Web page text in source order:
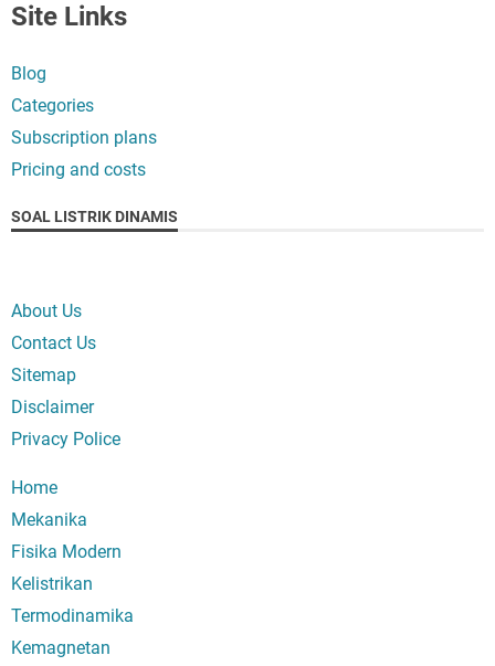
Site Links
Blog
Categories
Subscription plans
Pricing and costs
SOAL LISTRIK DINAMIS
About Us
Contact Us
Sitemap
Disclaimer
Privacy Police
Home
Mekanika
Fisika Modern
Kelistrikan
Termodinamika
Kemagnetan